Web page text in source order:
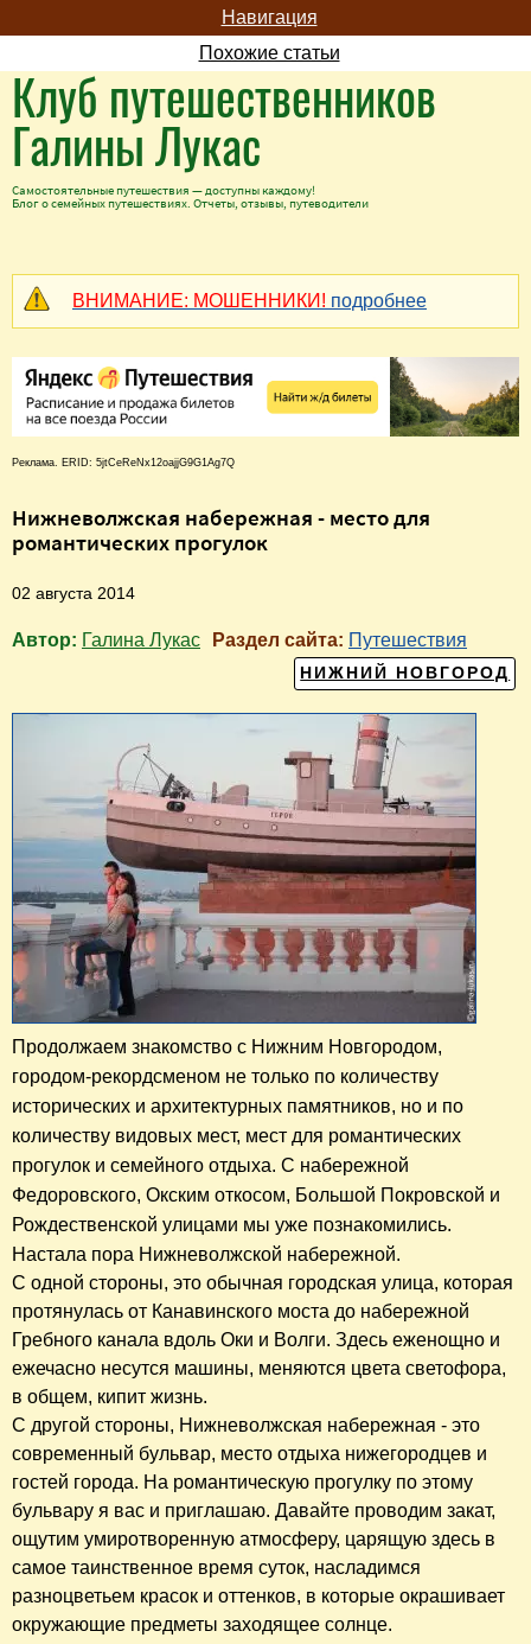
Навигация
Похожие статьи
Клуб путешественников
Галины Лукас
Самостоятельные путешествия — доступны каждому!
Блог о семейных путешествиях. Отчеты, отзывы, путеводители
ВНИМАНИЕ: МОШЕННИКИ! подробнее
Реклама. ERID: 5jtCeReNx12oajjG9G1Ag7Q
Нижневолжская набережная - место для
романтических прогулок
02 августа 2014
Автор: Галина Лукас Раздел сайта: Путешествия
НИЖНИЙ НОВГОРОД
Продолжаем знакомство с Нижним Новгородом,
городом-рекордсменом не только по количеству
исторических и архитектурных памятников, но и по
количеству видовых мест, мест для романтических
прогулок и семейного отдыха. С набережной
Федоровского, Окским откосом, Большой Покровской и
Рождественской улицами мы уже познакомились.
Настала пора Нижневолжской набережной.
С одной стороны, это обычная городская улица, которая
протянулась от Канавинского моста до набережной
Гребного канала вдоль Оки и Волги. Здесь еженощно и
ежечасно несутся машины, меняются цвета светофора,
в общем, кипит жизнь.
С другой стороны, Нижневолжская набережная - это
современный бульвар, место отдыха нижегородцев и
гостей города. На романтическую прогулку по этому
бульвару я вас и приглашаю. Давайте проводим закат,
ощутим умиротворенную атмосферу, царящую здесь в
самое таинственное время суток, насладимся
разноцветьем красок и оттенков, в которые окрашивает
окружающие предметы заходящее солнце.